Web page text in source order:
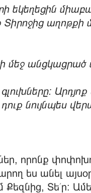
աղոթքի
մեջ անցկացրած
նույնպես
որոնք
ես անել այսօր
Տե՛ր: